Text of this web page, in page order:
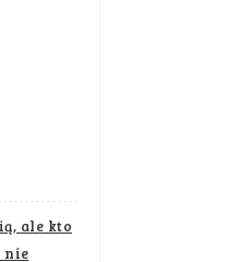
ale kto
nie